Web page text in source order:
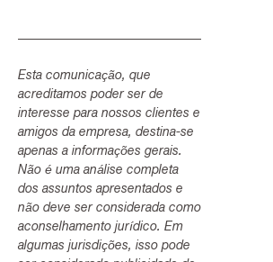
Esta comunicação, que
acreditamos poder ser de
interesse para nossos clientes e
amigos da empresa, destina-se
apenas a informações gerais.
Não é uma análise completa
dos assuntos apresentados e
não deve ser considerada como
aconselhamento jurídico. Em
algumas jurisdições, isso pode